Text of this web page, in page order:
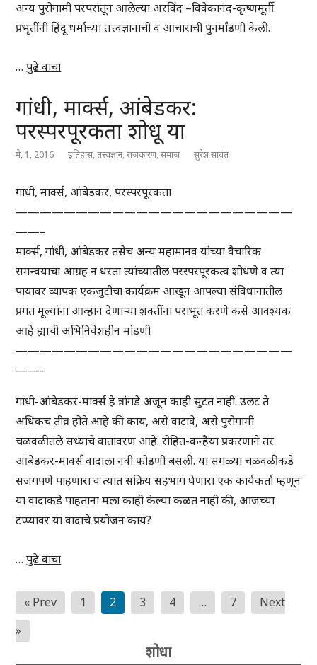
अन्य पुरोगामी परंपरांतून आलेल्या अरविंद –विवेकानंद-कृष्णमूर्ती
प्रभृतींनी हिंदू धर्माच्या तत्त्वज्ञानाची व आचाराची पुनर्मांडणी केली.
…पुढे वाचा
गांधी, मार्क्स, आंबेडकर:
परस्परपूरकता शोधू या
मे, 1, 2016 इतिहास,तत्त्वज्ञान,राजकारण,समाज सुरेश सावंत
गांधी, मार्क्स, आंबेडकर, परस्परपूरकता
———————————————————————
——–
मार्क्स, गांधी, आंबेडकर तसेच अन्य महामानव यांच्या वैचारिक
समन्वयाचा आग्रह न धरता त्यांच्यातील परस्परपूरकत्व शोधणे व त्या
पायावर व्यापक एकजुटीचा कार्यक्रम आखून आपल्या संविधानातील
प्रगत मूल्यांना आव्हान देणाऱ्या शक्तींना पराभूत करणे कसे आवश्यक
आहे ह्याची अभिनिवेशहीन मांडणी
———————————————————————
——–
गांधी-आंबेडकर-मार्क्स हे त्रांगडे अजून काही सुटत नाही. उलट ते
अधिकच तीव्र होते आहे की काय, असे वाटावे, असे पुरोगामी
चळवळीतले सध्याचे वातावरण आहे. रोहित-कन्हैया प्रकरणाने तर
आंबेडकर-मार्क्स वादाला नवी फोडणी बसली. या सगळ्या चळवळीकडे
सजगपणे पाहणारा व त्यात सक्रिय सहभाग घेणारा एक कार्यकर्ता म्हणून
या वादाकडे पाहताना मला काही केल्या कळत नाही की, आजच्या
टप्प्यावर या वादाचे प्रयोजन काय?
…पुढे वाचा
Posts
pagination
« Prev 1 2 3 4 … 7
Next
»
शोधा